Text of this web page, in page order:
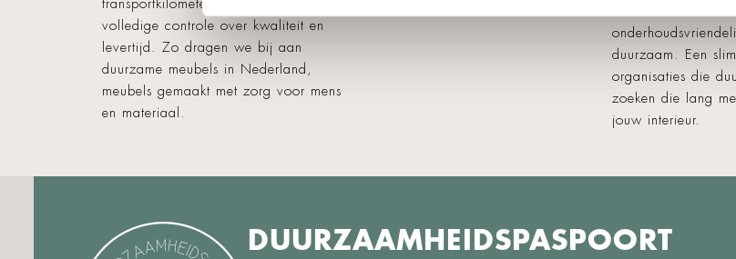
volledige controle over kwaliteit en
levertijd. Zo dragen we bij aan
duurzame meubels in Nederland,
meubels gemaakt met zorg voor mens
en materiaal.
duurzaam. Een
organisaties die
zoeken die lang
jouw interieur.
DUURZAAMHEIDSPASPOORT